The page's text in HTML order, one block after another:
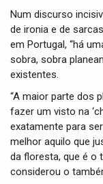
Num discurso
de ironia e de
em Portugal, “há
sobra, sobra
existentes.
“A maior parte dos
fazer um visto na
exatamente para
melhor aquilo que
da floresta, que é o
considerou o